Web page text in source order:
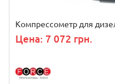
Компрессометр для
Цена: 7 072 грн.